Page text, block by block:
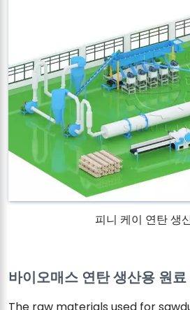
피니 케이 연탄 생
바이오매스 연탄 생산용 원료